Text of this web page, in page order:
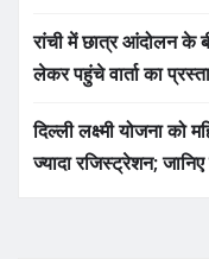
रांची में छात्र आंदोलन
लेकर पहुंचे वार्ता का
दिल्ली लक्ष्मी योजना
ज्यादा रजिस्ट्रेशन;